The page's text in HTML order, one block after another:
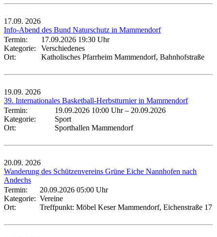
17.09. 2026
Info-Abend des Bund Naturschutz in Mammendorf
Termin:
17.09.2026 19:30 Uhr
Kategorie:
Verschiedenes
Ort:
Katholisches Pfarrheim Mammendorf, Bahnhofstraße
19.09. 2026
39. Internationales Basketball-Herbstturnier in Mammendorf
Termin:
19.09.2026 10:00 Uhr– 20.09.2026
Kategorie:
Sport
Ort:
Sporthallen Mammendorf
20.09. 2026
Wanderung des Schützenvereins Grüne Eiche Nannhofen nach
Andechs
Termin:
20.09.2026 05:00 Uhr
Kategorie: Vereine
Ort:
Treffpunkt: Möbel Keser Mammendorf, Eichenstraße 17